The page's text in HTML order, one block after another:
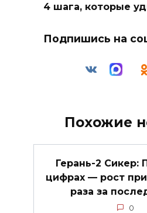
4 шага, которые
Подпишись на
Похожие
Герань-2 Сикер:
цифрах — рост
раза за
0